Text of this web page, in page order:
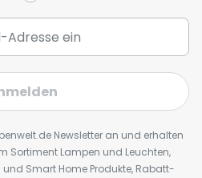
Newsletter an und erhalten
Sortiment Lampen und Leuchten,
Smart Home Produkte, Rabatt-